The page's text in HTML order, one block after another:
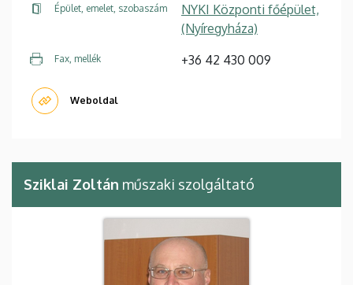
Épület, emelet, szobaszám
NYKI Központi főépület,
(Nyíregyháza)
Fax, mellék +36 42 430 009
Weboldal
Sziklai Zoltán műszaki szolgáltató